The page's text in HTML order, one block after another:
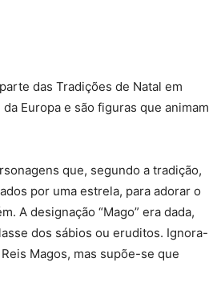
das Tradições de Natal em
Europa e são figuras que animam
que, segundo a tradição,
por uma estrela, para adorar o
A designação “Mago” era dada,
dos sábios ou eruditos. Ignora-
Magos, mas supõe-se que